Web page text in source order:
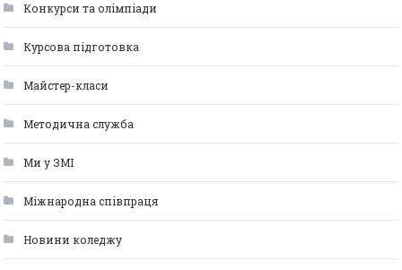
Конкурси та олімпіади
Курсова підготовка
Майстер-класи
Методична служба
Ми у ЗМІ
Міжнародна співпраця
Новини коледжу